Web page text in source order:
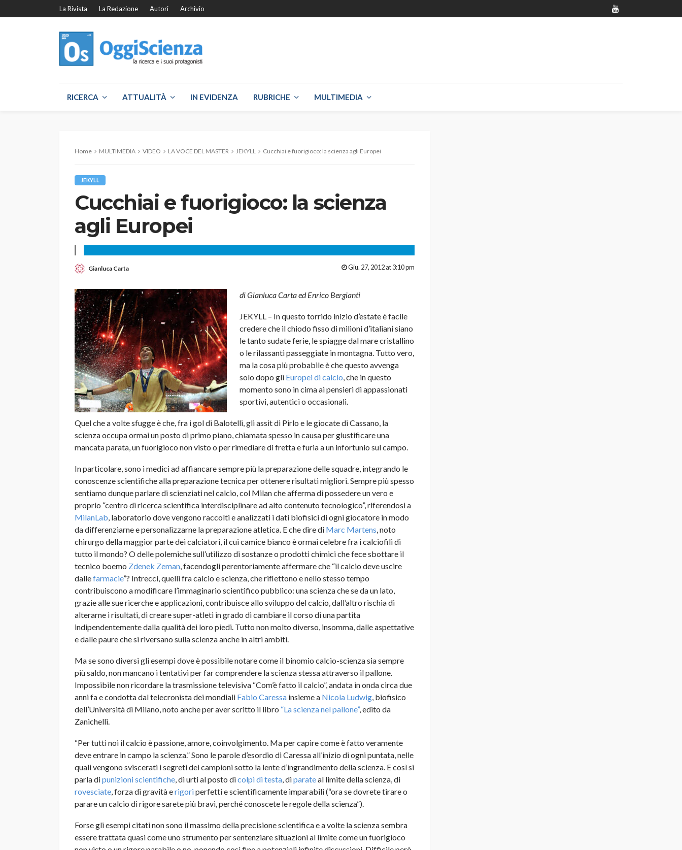
La Rivista La Redazione Autori Archivio
RICERCA ATTUALITÀ IN EVIDENZA RUBRICHE MULTIMEDIA
Home MULTIMEDIA VIDEO LA VOCE DEL MASTER JEKYLL Cucchiai e fuorigioco: la scienza agli Europei
JEKYLL
Cucchiai e fuorigioco: la scienza
agli Europei
Gianluca Carta Giu. 27, 2012 at 3:10 pm
di Gianluca Carta ed Enrico Bergianti
JEKYLL – In questo torrido inizio d’estate è facile
credere che il chiodo fisso di milioni d’italiani siano
le tanto sudate ferie, le spiagge dal mare cristallino
o le rilassanti passeggiate in montagna. Tutto vero,
ma la cosa più probabile è che questo avvenga
solo dopo gli Europei di calcio, che in questo
momento sono in cima ai pensieri di appassionati
sportivi, autentici o occasionali.
Quel che a volte sfugge è che, fra i gol di Balotelli, gli assit di Pirlo e le giocate di Cassano, la
scienza occupa ormai un posto di primo piano, chiamata spesso in causa per giustificare una
mancata parata, un fuorigioco non visto o per rimediare di fretta e furia a un infortunio sul campo.
In particolare, sono i medici ad affiancare sempre più la preparazione delle squadre, integrando le
conoscenze scientifiche alla preparazione tecnica per ottenere risultati migliori. Sempre più spesso
sentiamo dunque parlare di scienziati nel calcio, col Milan che afferma di possedere un vero e
proprio “centro di ricerca scientifica interdisciplinare ad alto contenuto tecnologico”, riferendosi a
MilanLab, laboratorio dove vengono raccolti e analizzati i dati biofisici di ogni giocatore in modo
da differenziarne e personalizzarne la preparazione atletica. E che dire di Marc Martens, noto
chirurgo della maggior parte dei calciatori, il cui camice bianco è ormai celebre fra i calciofili di
tutto il mondo? O delle polemiche sull’utilizzo di sostanze o prodotti chimici che fece sbottare il
tecnico boemo Zdenek Zeman, facendogli perentoriamente affermare che “il calcio deve uscire
dallefarmacie”? Intrecci, quelli fra calcio e scienza, che riflettono e nello stesso tempo
contribuiscono a modificare l’immaginario scientifico pubblico: una scienza che se da un lato,
grazie alle sue ricerche e applicazioni, contribuisce allo sviluppo del calcio, dall’altro rischia di
alterarne i risultati, di creare super-atleti in grado di cambiare il corso di una partita
indipendentemente dalla qualità dei loro piedi. Tutto non molto diverso, insomma, dalle aspettative
e dalle paure che si riversano sulla scienza anche in altri ambiti.
Ma se sono diversi gli esempi dove è possibile notare come il binomio calcio-scienza sia sempre
più saldo, non mancano i tentativi per far comprendere la scienza stessa attraverso il pallone.
Impossibile non ricordare la trasmissione televisiva “Com’è fatto il calcio”, andata in onda circa due
anni fa e condotta dal telecronista dei mondiali Fabio Caressa insieme a Nicola Ludwig, biofisico
dell’Università di Milano, noto anche per aver scritto il libro “La scienza nel pallone”, edito da
Zanichelli.
“Per tutti noi il calcio è passione, amore, coinvolgimento. Ma per capire come è fatto veramente
deve entrare in campo la scienza.” Sono le parole d’esordio di Caressa all’inizio di ogni puntata, nelle
quali vengono sviscerati i segreti dei campioni sotto la lente d’ingrandimento della scienza. E così si
parla dipunizioni scientifiche, di urti al posto dicolpi di testa, diparateal limite della scienza, di
rovesciate, forza di gravità erigoriperfetti e scientificamente imparabili (“ora se dovrete tirare o
parare un calcio di rigore sarete più bravi, perché conoscete le regole della scienza”).
Forse gli esempi citati non sono il massimo della precisione scientifica e a volte la scienza sembra
essere trattata quasi come uno strumento per sentenziare situazioni al limite come un fuorigioco